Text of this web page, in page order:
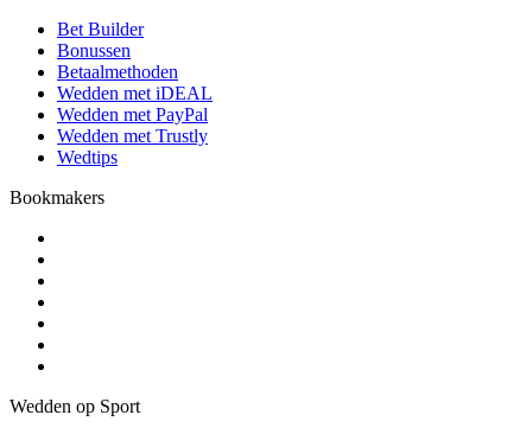
Bet Builder
Bonussen
Betaalmethoden
Wedden met iDEAL
Wedden met PayPal
Wedden met Trustly
Wedtips
Bookmakers
Wedden op Sport